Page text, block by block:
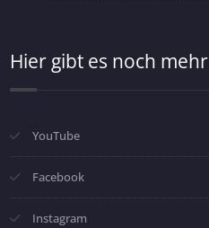
Hier gibt es noch mehr
YouTube
Facebook
Instagram